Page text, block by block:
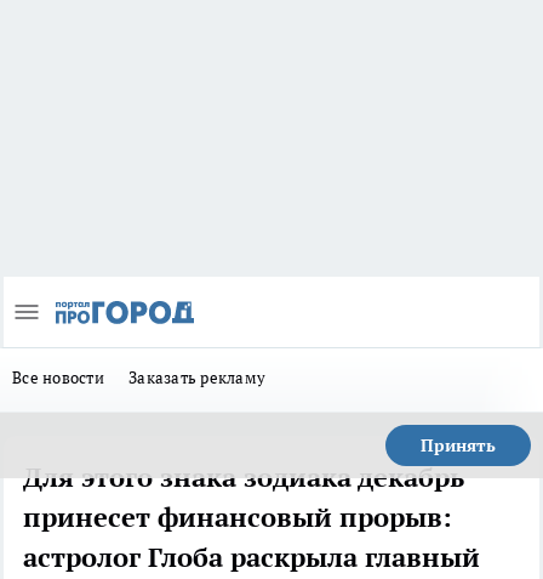
Все новости Заказать рекламу
Принять
Для этого знака зодиака декабрь
принесет финансовый прорыв:
астролог Глоба раскрыла главный